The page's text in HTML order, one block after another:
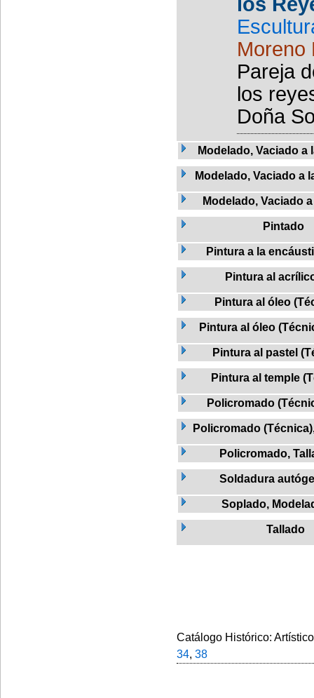
Moreno
Pareja
los
Doña
Modelado, Vaciado a
Modelado, Vaciado a
Modelado, Vaciado
Pintado
Pintura a la
Pintura al
Pintura al óleo
Pintura al óleo
Pintura al pastel
Pintura al temple
Policromado
Policromado
Policromado,
Soldadura
Soplado,
Tallado
Catálogo Histórico:
34, 38